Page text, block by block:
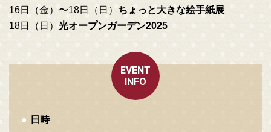
16日（金）〜18日（日） ちょっと大きな絵手紙展
18日（日） 光オープンガーデン2025
EVENT
INFO
日時